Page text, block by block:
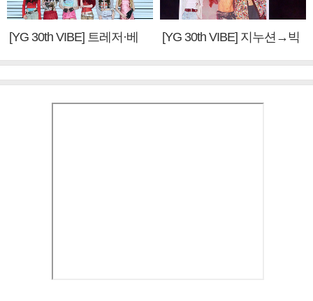
[YG 30th VIBE] 트레저·베
[YG 30th VIBE] 지누션→빅